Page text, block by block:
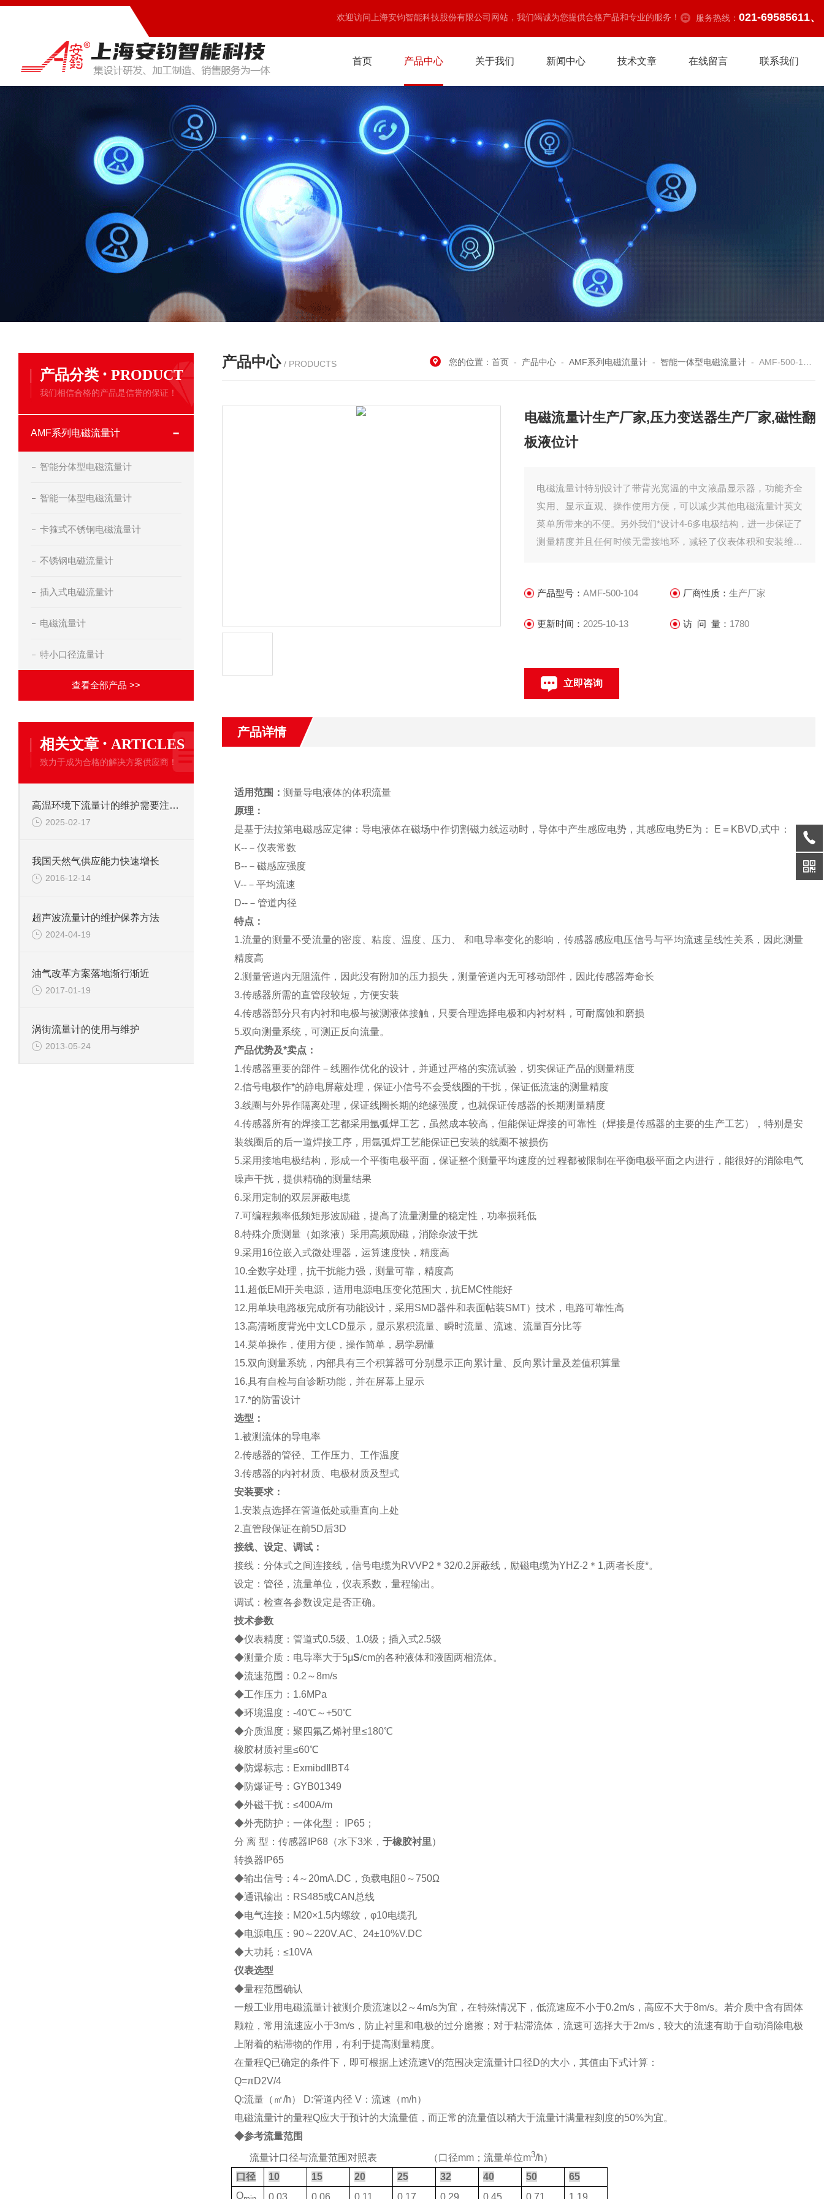
欢迎访问上海安钧智能科技股份有限公司网站，我们竭诚为您提供合格产品和专业的服务！ 服务热线： 021-69585611、
首页 产品中心 关于我们 新闻中心 技术文章 在线留言 联系我们
产品分类 · PRODUCT
我们相信合格的产品是信誉的保证！
AMF系列电磁流量计
智能分体型电磁流量计
智能一体型电磁流量计
卡箍式不锈钢电磁流量计
不锈钢电磁流量计
插入式电磁流量计
电磁流量计
特小口径流量计
查看全部产品 >>
相关文章 · ARTICLES
致力于成为合格的解决方案供应商！
高温环境下流量计的维护需要注意什么？
2025-02-17
我国天然气供应能力快速增长
2016-12-14
超声波流量计的维护保养方法
2024-04-19
油气改革方案落地渐行渐近
2017-01-19
涡街流量计的使用与维护
2013-05-24
产品中心 / PRODUCTS 您的位置：首页 - 产品中心 -AMF系列电磁流量计 - 智能一体型电磁流量计 -AMF-500-104电磁流量计生产厂家,压力变送器生产厂家,磁性翻板液位计
电磁流量计生产厂家,压力变送器生产厂家,磁性翻
板液位计
电磁流量计特别设计了带背光宽温的中文液晶显示器，功能齐全
实用、显示直观、操作使用方便，可以减少其他电磁流量计英文
菜单所带来的不便。另外我们*设计4-6多电极结构，进一步保证了
测量精度并且任何时候无需接地环，减轻了仪表体积和安装维护
环保、冶金、医药、造纸、给排水等工业技术和管理部门。
产品型号：AMF-500-104 厂商性质： 生产厂家
更新时间： 2025-10-13 访 问 量： 1780
立即咨询
产品详情
适用范围： 测量导电液体的体积流量
原理：
是基于法拉第电磁感应定律：导电液体在磁场中作切割磁力线运动时，导体中产生感应电势，其感应电势E为： E＝KBVD,式中：
K--－仪表常数
B--－磁感应强度
V--－平均流速
D--－管道内径
特点：
1.流量的测量不受流量的密度、粘度、温度、压力、 和电导率变化的影响，传感器感应电压信号与平均流速呈线性关系，因此测量
精度高
2.测量管道内无阻流件，因此没有附加的压力损失，测量管道内无可移动部件，因此传感器寿命长
3.传感器所需的直管段较短，方便安装
4.传感器部分只有内衬和电极与被测液体接触，只要合理选择电极和内衬材料，可耐腐蚀和磨损
5.双向测量系统，可测正反向流量。
产品优势及*卖点：
1.传感器重要的部件－线圈作优化的设计，并通过严格的实流试验，切实保证产品的测量精度
2.信号电极作*的静电屏蔽处理，保证小信号不会受线圈的干扰，保证低流速的测量精度
3.线圈与外界作隔离处理，保证线圈长期的绝缘强度，也就保证传感器的长期测量精度
4.传感器所有的焊接工艺都采用氩弧焊工艺，虽然成本较高，但能保证焊接的可靠性（焊接是传感器的主要的生产工艺），特别是安
装线圈后的后一道焊接工序，用氩弧焊工艺能保证已安装的线圈不被损伤
5.采用接地电极结构，形成一个平衡电极平面，保证整个测量平均速度的过程都被限制在平衡电极平面之内进行，能很好的消除电气
噪声干扰，提供精确的测量结果
6.采用定制的双层屏蔽电缆
7.可编程频率低频矩形波励磁，提高了流量测量的稳定性，功率损耗低
8.特殊介质测量（如浆液）采用高频励磁，消除杂波干扰
9.采用16位嵌入式微处理器，运算速度快，精度高
10.全数字处理，抗干扰能力强，测量可靠，精度高
11.超低EMI开关电源，适用电源电压变化范围大，抗EMC性能好
12.用单块电路板完成所有功能设计，采用SMD器件和表面帖装SMT）技术，电路可靠性高
13.高清晰度背光中文LCD显示，显示累积流量、瞬时流量、流速、流量百分比等
14.菜单操作，使用方便，操作简单，易学易懂
15.双向测量系统，内部具有三个积算器可分别显示正向累计量、反向累计量及差值积算量
16.具有自检与自诊断功能，并在屏幕上显示
17.*的防雷设计
选型：
1.被测流体的导电率
2.传感器的管径、工作压力、工作温度
3.传感器的内衬材质、电极材质及型式
安装要求：
1.安装点选择在管道低处或垂直向上处
2.直管段保证在前5D后3D
接线、设定、调试：
接线：分体式之间连接线，信号电缆为RVVP2＊32/0.2屏蔽线，励磁电缆为YHZ-2＊1,两者长度*。
设定：管径，流量单位，仪表系数，量程输出。
调试：检查各参数设定是否正确。
技术参数
◆仪表精度：管道式0.5级、1.0级；插入式2.5级
◆测量介质：电导率大于5μS/cm的各种液体和液固两相流体。
◆流速范围：0.2～8m/s
◆工作压力：1.6MPa
◆环境温度：-40℃～+50℃
◆介质温度：聚四氟乙烯衬里≤180℃
橡胶材质衬里≤60℃
◆防爆标志：ExmibdⅡBT4
◆防爆证号：GYB01349
◆外磁干扰：≤400A/m
◆外壳防护：一体化型： IP65；
分 离 型：传感器IP68（水下3米， 于橡胶衬里）
转换器IP65
◆输出信号：4～20mA.DC，负载电阻0～750Ω
◆通讯输出：RS485或CAN总线
◆电气连接：M20×1.5内螺纹，φ10电缆孔
◆电源电压：90～220V.AC、24±10%V.DC
◆大功耗：≤10VA
仪表选型
◆量程范围确认
一般工业用电磁流量计被测介质流速以2～4m/s为宜，在特殊情况下，低流速应不小于0.2m/s，高应不大于8m/s。若介质中含有固体
颗粒，常用流速应小于3m/s，防止衬里和电极的过分磨擦；对于粘滞流体，流速可选择大于2m/s，较大的流速有助于自动消除电极
上附着的粘滞物的作用，有利于提高测量精度。
在量程Q已确定的条件下，即可根据上述流速V的范围决定流量计口径D的大小，其值由下式计算：
Q=πD2V/4
Q:流量（㎡/h） D:管道内径 V：流速（m/h）
电磁流量计的量程Q应大于预计的大流量值，而正常的流量值以稍大于流量计满量程刻度的50%为宜。
◆参考流量范围
流量计口径与流量范围对照表 （口径mm；流量单位m3/h）
口径
10 15 20 25 32 40 50
65
Q